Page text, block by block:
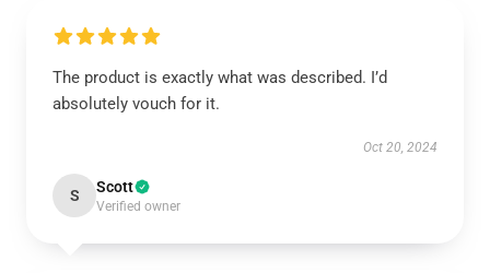
The product is exactly what was described. I’d
absolutely vouch for it.
Oct 20, 2024
S Scott
Verified owner